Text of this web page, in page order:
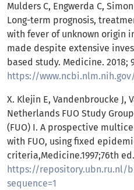
Mulders C, Engwerda C,
Long-term prognosis,
with fever of unknown origin
made despite extensive
based study. Medicine. 2018;
https://
X. Klejin E, Vandenbroucke J,
Netherlands FUO Study
(FUO) I. A prospective
with FUO, using fixed
criteria,Medicine.1997;76th
https://repository.ubn.ru.nl/
sequence=1